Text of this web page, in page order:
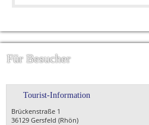
Für Besucher
Tourist-Information
Brückenstraße 1
36129 Gersfeld (Rhön)